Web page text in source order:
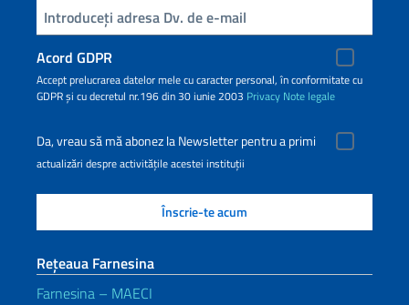
Inserisci la tua email
Acord GDPR
Accept prelucrarea datelor mele cu caracter personal, în conformitate cu
GDPR și cu decretul nr.196 din 30 iunie 2003 Privacy Note legale
Da, vreau să mă abonez la Newsletter pentru a primi
actualizări despre activitățile acestei instituții
Rețeaua Farnesina
Farnesina – MAECI